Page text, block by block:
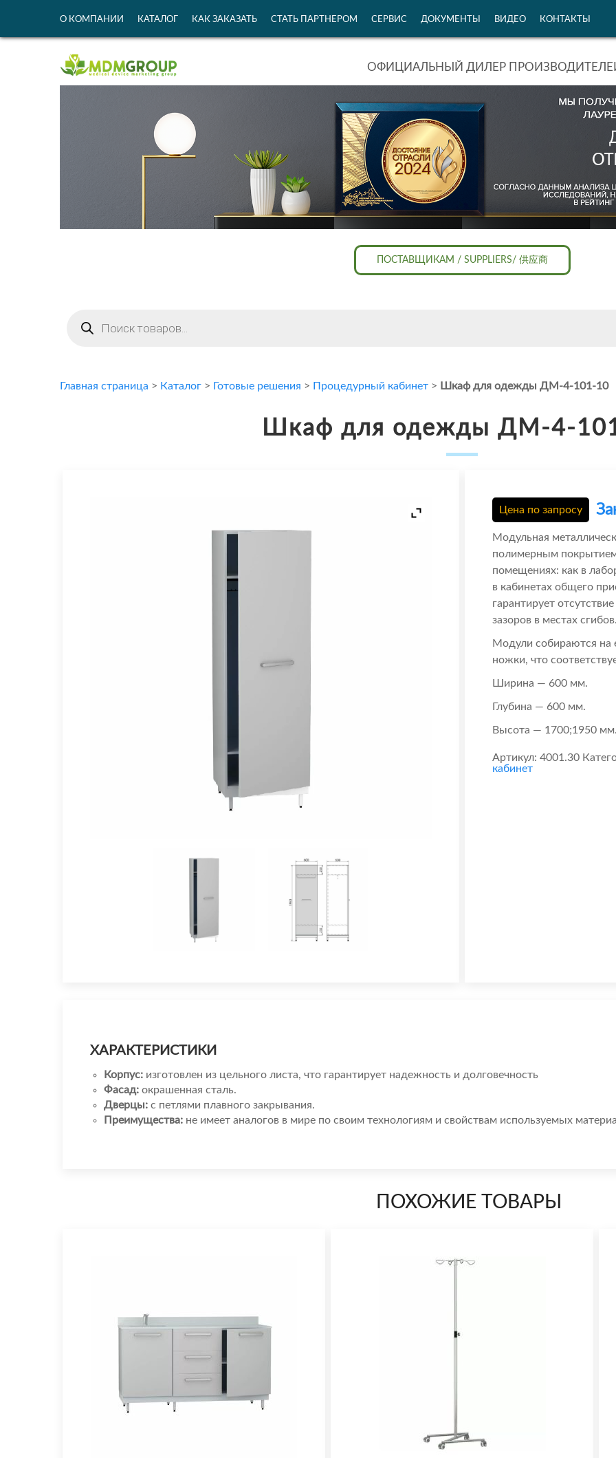
О КОМПАНИИ КАТАЛОГ КАК ЗАКАЗАТЬ СТАТЬ ПАРТНЕРОМ СЕРВИС ДОКУМЕНТЫ ВИДЕО КОНТАКТЫ
ОФИЦИАЛЬНЫЙ ДИЛЕР
ПОСТАВЩИКАМ / SUPPLIERS/ 供应商
товаров
Главная страница > Каталог > Готовые решения > Процедурный кабинет > Шкаф для одежды ДМ-4-101-10
Шкаф для одежды ДМ-4-
Цена по запросу
Модульная
полимерным
помещениях: как в
в кабинетах общего
гарантирует
зазоров в местах
Модули собираются на
ножки, что
Ширина — 600 мм.
Глубина — 600 мм.
Высота — 1700;1950
Артикул: 4001.30
кабинет
ХАРАКТЕРИСТИКИ
Корпус: изготовлен из цельного листа, что гарантирует надежность и долговечность
Фасад: окрашенная сталь.
Дверцы: с петлями плавного закрывания.
Преимущества: не имеет аналогов в мире по своим технологиям и свойствам используемых
ПОХОЖИЕ ТОВАРЫ